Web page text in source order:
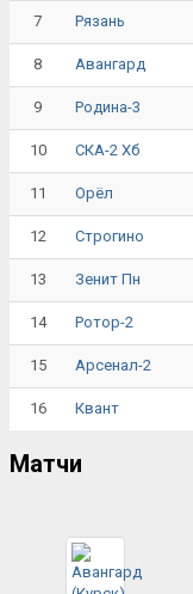
7 Рязань
8 Авангард
9 Родина-3
10 СКА-2 Хб
11 Орёл
12 Строгино
13 Зенит Пн
14 Ротор-2
15 Арсенал-2
16 Квант
Матчи